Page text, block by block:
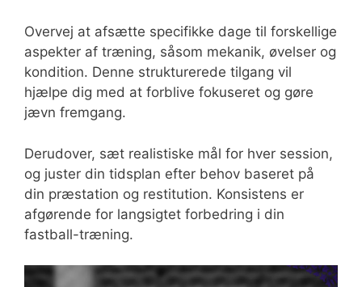
Overvej at afsætte specifikke dage til forskellige
aspekter af træning, såsom mekanik, øvelser og
kondition. Denne strukturerede tilgang vil
hjælpe dig med at forblive fokuseret og gøre
jævn fremgang.
Derudover, sæt realistiske mål for hver session,
og juster din tidsplan efter behov baseret på
din præstation og restitution. Konsistens er
afgørende for langsigtet forbedring i din
fastball-træning.